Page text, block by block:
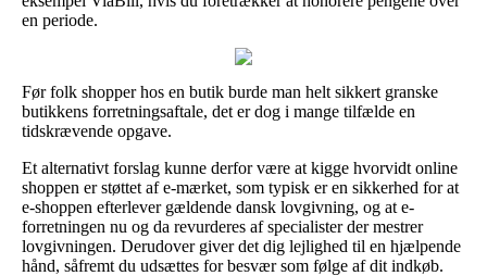
en periode.
Før folk shopper hos en butik burde man helt sikkert granske
butikkens forretningsaftale, det er dog i mange tilfælde en
tidskrævende opgave.
Et alternativt forslag kunne derfor være at kigge hvorvidt online
shoppen er støttet af e-mærket, som typisk er en sikkerhed for at
e-shoppen efterlever gældende dansk lovgivning, og at e-
forretningen nu og da revurderes af specialister der mestrer
lovgivningen. Derudover giver det dig lejlighed til en hjælpende
hånd, såfremt du udsættes for besvær som følge af dit indkøb.